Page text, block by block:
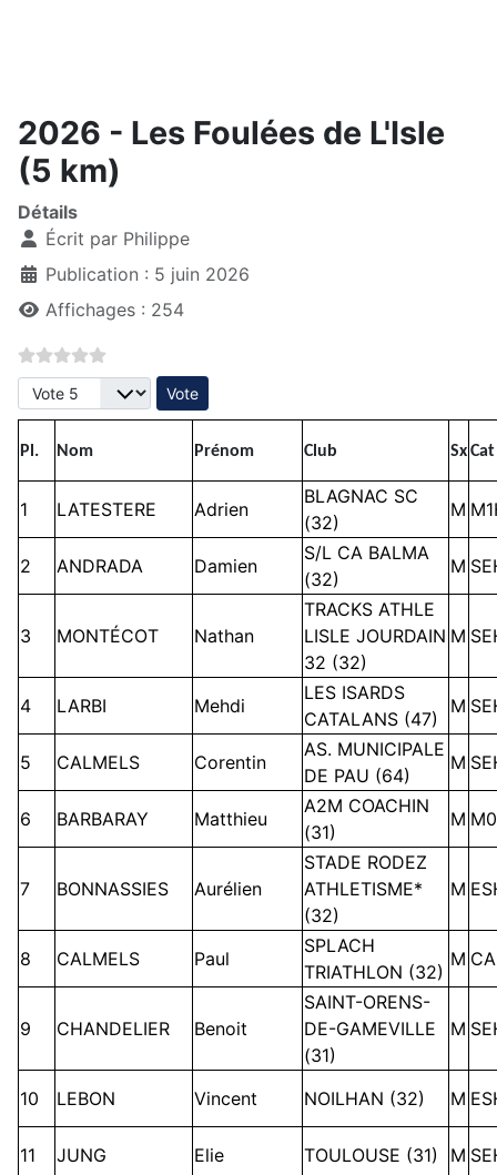
2026 - Les Foulées de L'Isle
(5 km)
Détails
Écrit par Philippe
Publication : 5 juin 2026
Affichages : 254
Veuillez voter
Pl. Nom Prénom Club SxCat
1 LATESTERE Adrien
BLAGNAC SC
(32)
M
2 ANDRADA Damien
S/L CA BALMA
(32)
M
3 MONTÉCOT Nathan
TRACKS ATHLE
LISLE JOURDAIN
32 (32)
M
4 LARBI Mehdi
LES ISARDS
CATALANS (47)
M
5 CALMELS Corentin
AS. MUNICIPALE
DE PAU (64)
M
6 BARBARAY Matthieu
A2M COACHIN
(31)
M
7 BONNASSIES Aurélien
STADE RODEZ
ATHLETISME*
(32)
M
8 CALMELS Paul
SPLACH
TRIATHLON (32)
M
9 CHANDELIER Benoit
SAINT-ORENS-
DE-GAMEVILLE
(31)
M
10 LEBON Vincent NOILHAN (32) M
11 JUNG Elie TOULOUSE (31) M